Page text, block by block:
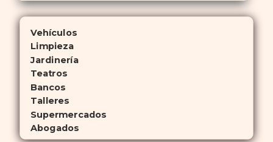
Vehículos
Limpieza
Jardinería
Teatros
Bancos
Talleres
Supermercados
Abogados